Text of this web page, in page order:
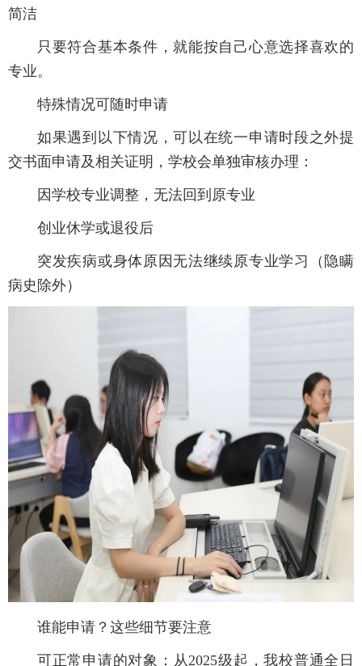
简洁
只要符合基本条件，就能按自己心意选择喜欢的
专业。
特殊情况可随时申请
如果遇到以下情况，可以在统一申请时段之外提
交书面申请及相关证明，学校会单独审核办理：
因学校专业调整，无法回到原专业
创业休学或退役后
突发疾病或身体原因无法继续原专业学习（隐瞒
病史除外）
谁能申请？这些细节要注意
可正常申请的对象：从2025级起，我校普通全日